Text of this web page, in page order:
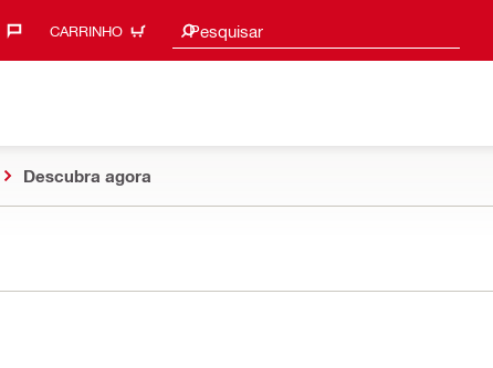
CARRINHO Pesquisar
Procurar sugestões
Descubra agora